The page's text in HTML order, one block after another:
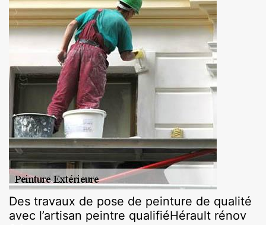
Des travaux de pose de peinture de qualité
avec l’artisan peintre qualifiéHérault rénov